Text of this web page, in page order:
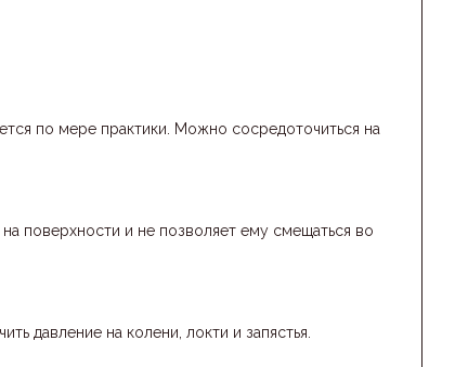
по мере практики. Можно сосредоточиться на
поверхности и не позволяет ему смещаться во
давление на колени, локти и запястья.